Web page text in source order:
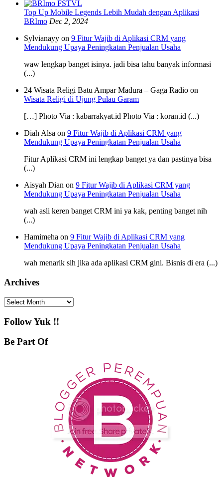
Top Up Mobile Legends Lebih Mudah dengan Aplikasi
BRImo Dec 2, 2024
Sylvianayy on 9 Fitur Wajib di Aplikasi CRM yang
Mendukung Upaya Peningkatan Penjualan Usaha
waw lengkap banget isinya. jadi bisa tahu banyak informasi
(...)
24 Wisata Religi Batu Ampar Madura – Gaga Radio on
Wisata Religi di Ujung Pulau Garam
[…] Photo Via : kabarrakyat.id Photo Via : koran.id (...)
Diah Alsa on 9 Fitur Wajib di Aplikasi CRM yang
Mendukung Upaya Peningkatan Penjualan Usaha
Fitur Aplikasi CRM ini lengkap banget ya dan pastinya bisa
(...)
Aisyah Dian on 9 Fitur Wajib di Aplikasi CRM yang
Mendukung Upaya Peningkatan Penjualan Usaha
wah asli keren banget CRM ini ya kak, penting banget nih
(...)
Hamimeha on 9 Fitur Wajib di Aplikasi CRM yang
Mendukung Upaya Peningkatan Penjualan Usaha
wah menarik sih jika ada aplikasi CRM gini. Bisnis di era (...)
Archives
Archives
Follow Yuk !!
Be Part Of